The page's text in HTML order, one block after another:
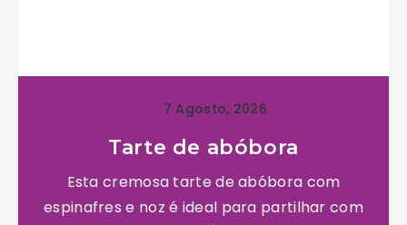
7 Agosto, 2026
Tarte de abóbora
Esta cremosa tarte de abóbora com
espinafres e noz é ideal para partilhar com